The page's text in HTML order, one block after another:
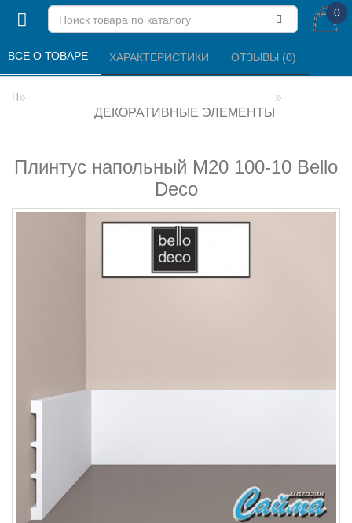
0
ДЕКОРАТИВНЫЕ ЭЛЕМЕНТЫ
Плинтус напольный М20 100-10 Bello
Deco
ВСЕ О ТОВАРЕ ХАРАКТЕРИСТИКИ ОТЗЫВЫ (0)